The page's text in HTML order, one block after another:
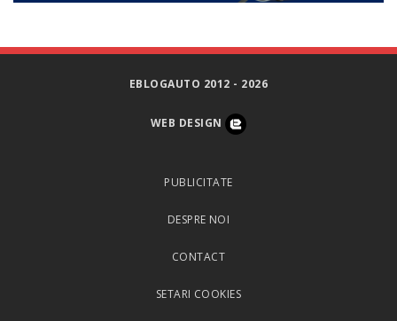
EBLOGAUTO 2012 - 2026
WEB DESIGN
PUBLICITATE
DESPRE NOI
CONTACT
SETARI COOKIES